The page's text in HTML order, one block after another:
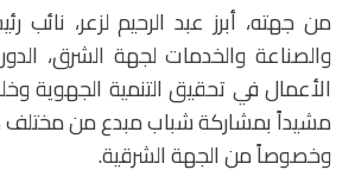
من جهته، أبرز عبد الرحيم لزعر، نائب
والصناعة والخدمات لجهة الشرق،
الأعمال في تحقيق التنمية الجهوية
مشيداً بمشاركة شباب مبدع من مختلف
وخصوصاً من الجهة الشرقية.